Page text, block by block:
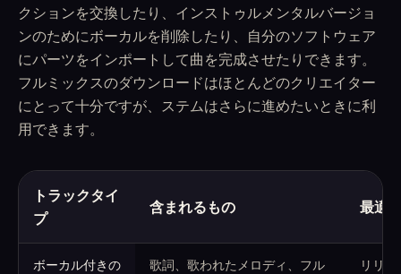
クションを交換したり、インストゥルメンタルバージョ
ンのためにボーカルを削除したり、自分のソフトウェア
にパーツをインポートして曲を完成させたりできます。
フルミックスのダウンロードはほとんどのクリエイター
にとって十分ですが、ステムはさらに進めたいときに利
用できます。
トラックタイ
プ
含まれるもの 最適
ボーカル付きの
歌詞、歌われたメロディ、フル
リリ